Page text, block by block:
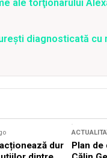
ale torţionarului
diagnosticată cu
dur
Plan de